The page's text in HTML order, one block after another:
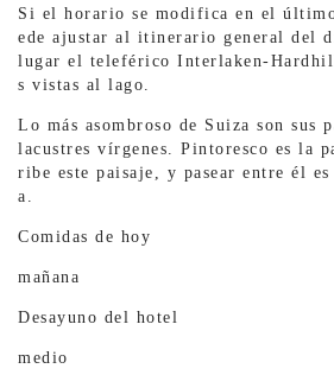
Si el horario se modifica en el
ede ajustar al itinerario general del
lugar el teleférico Interlaken-
s vistas al lago.
Lo más asombroso de Suiza son sus
lacustres vírgenes. Pintoresco es la
ribe este paisaje, y pasear entre él
a.
Comidas de hoy
mañana
Desayuno del hotel
medio